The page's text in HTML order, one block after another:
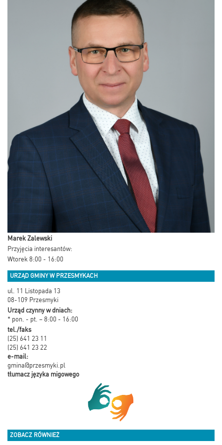
Marek Zalewski
Przyjęcia interesantów:
Wtorek 8:00 - 16:00
URZĄD GMINY W PRZESMYKACH
ul. 11 Listopada 13
08-109 Przesmyki
Urząd czynny w dniach:
* pon. - pt. – 8:00 - 16:00
tel./faks
(25) 641 23 11
(25) 641 23 22
e-mail:
gmina@przesmyki.pl
tłumacz języka migowego
ZOBACZ RÓWNIEŻ